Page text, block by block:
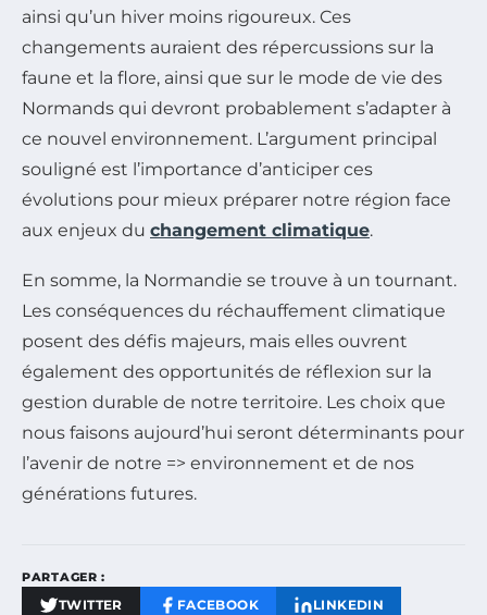
ainsi qu’un hiver moins rigoureux. Ces
changements auraient des répercussions sur la
faune et la flore, ainsi que sur le mode de vie des
Normands qui devront probablement s’adapter à
ce nouvel environnement. L’argument principal
souligné est l’importance d’anticiper ces
évolutions pour mieux préparer notre région face
aux enjeux du changement climatique.
En somme, la Normandie se trouve à un tournant.
Les conséquences du réchauffement climatique
posent des défis majeurs, mais elles ouvrent
également des opportunités de réflexion sur la
gestion durable de notre territoire. Les choix que
nous faisons aujourd’hui seront déterminants pour
l’avenir de notre => environnement et de nos
générations futures.
PARTAGER :
TWITTER FACEBOOK LINKEDIN